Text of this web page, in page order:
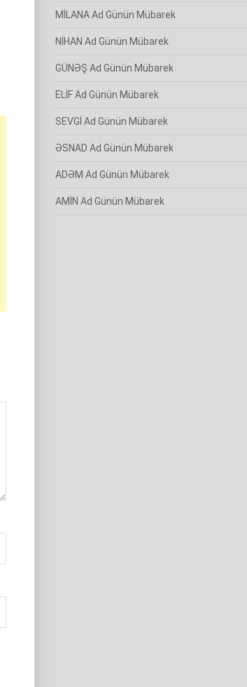
MİLANA Ad Günün Mübarek
NİHAN Ad Günün Mübarek
GÜNƏŞ Ad Günün Mübarek
ELİF Ad Günün Mübarek
SEVGİ Ad Günün Mübarek
ƏSNAD Ad Günün Mübarek
ADƏM Ad Günün Mübarek
AMİN Ad Günün Mübarek